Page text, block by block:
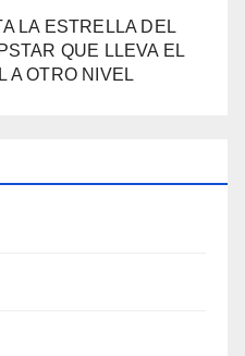
LA ESTRELLA DEL
QUE LLEVA EL
A OTRO NIVEL